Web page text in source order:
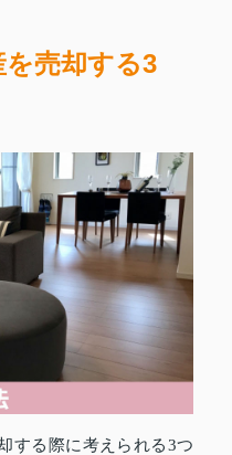
売却する3
する際に考えられる3つ